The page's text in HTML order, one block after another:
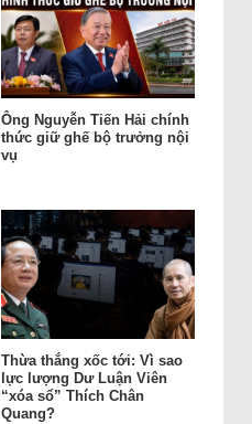
Ông Nguyễn Tiến Hải chính
thức giữ ghế bộ trưởng nội
vụ
Thừa thắng xốc tới: Vì sao
lực lượng Dư Luận Viên
“xóa sổ” Thích Chân
Quang?